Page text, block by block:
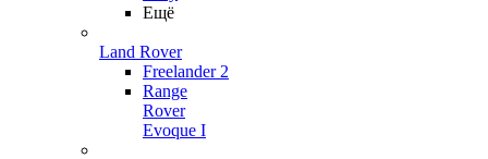
Ещё
Land Rover
Freelander 2
Range
Rover
Evoque I